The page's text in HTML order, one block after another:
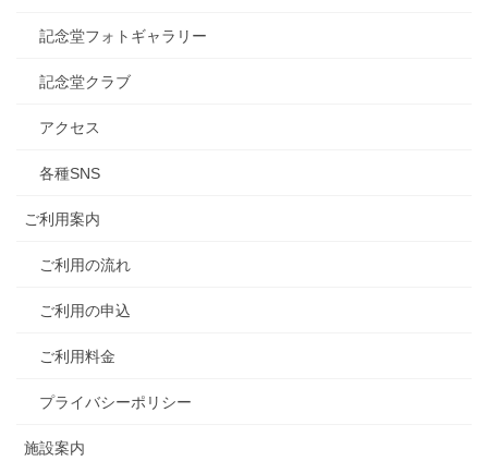
記念堂フォトギャラリー
記念堂クラブ
アクセス
各種SNS
ご利用案内
ご利用の流れ
ご利用の申込
ご利用料金
プライバシーポリシー
施設案内